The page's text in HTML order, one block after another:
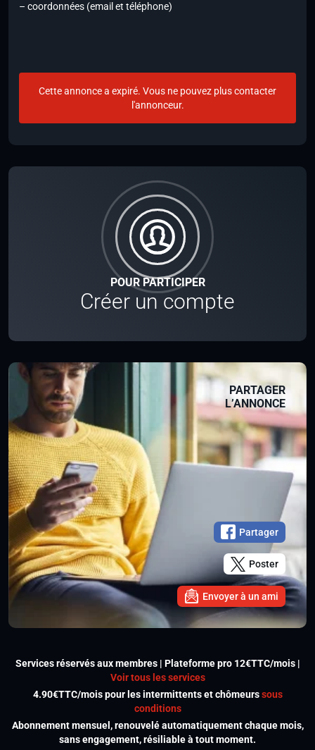
POUR PARTICIPER
Créer un compte
PARTAGER
L’ANNONCE
Partager
Poster
Envoyer à un ami
– coordonnées (email et téléphone)
Cette annonce a expiré. Vous ne pouvez plus contacter
l'annonceur.
Services réservés aux membres | Plateforme pro 12€TTC/mois |
Voir tous les services
4.90€TTC/mois pour les intermittents et chômeurssous
conditions
Abonnement mensuel, renouvelé automatiquement chaque mois,
sans engagement, résiliable à tout moment.